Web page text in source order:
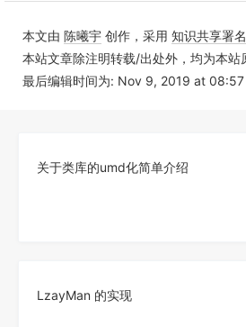
本文由 陈曦宇 创作，采用 知识共享署
本站文章除注明转载/出处外，均为本站原创
最后编辑时间为: Nov 9, 2019 at 08:57
关于类库的umd化简单介绍
LzayMan 的实现